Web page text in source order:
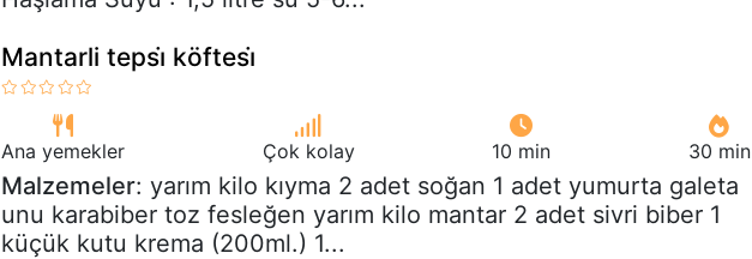
Mantarli tepsi̇ köftesi̇
Ana yemekler Çok kolay 10 min 30 min
Malzemeler: yarım kilo kıyma 2 adet soğan 1 adet yumurta galeta
unu karabiber toz fesleğen yarım kilo mantar 2 adet sivri biber 1
küçük kutu krema (200ml.) 1...